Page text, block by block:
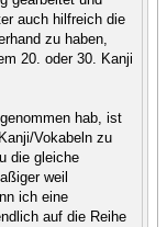
auch hilfreich die
zu haben,
20. oder 30. Kanji
hab, ist
Vokabeln zu
die gleiche
weil
ich eine
auf die Reihe